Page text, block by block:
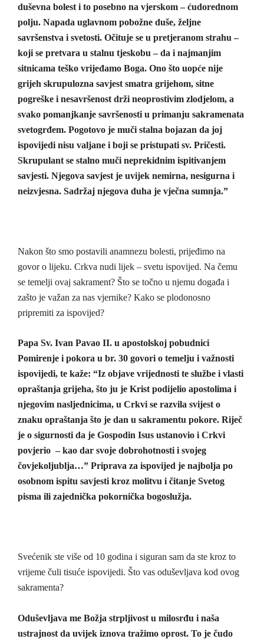
duševna bolest i to posebno na vjerskom – ćudorednom
polju. Napada uglavnom pobožne duše, željne
savršenstva i svetosti. Očituje se u pretjeranom strahu –
koji se pretvara u stalnu tjeskobu – da i najmanjim
sitnicama teško vrijeđamo Boga. Ono što uopće nije
grijeh skrupulozna savjest smatra grijehom, sitne
pogreške i nesavršenost drži neoprostivim zlodjelom, a
svako pomanjkanje savršenosti u primanju sakramenata
svetogrđem. Pogotovo je muči stalna bojazan da joj
ispovijedi nisu valjane i boji se pristupati sv. Pričesti.
Skrupulant se stalno muči neprekidnim ispitivanjem
savjesti. Njegova savjest je uvijek nemirna, nesigurna i
neizvjesna. Sadržaj njegova duha je vječna sumnja.”
Nakon što smo postavili anamnezu bolesti, prijeđimo na
govor o lijeku. Crkva nudi lijek – svetu ispovijed. Na čemu
se temelji ovaj sakrament? Što se točno u njemu događa i
zašto je važan za nas vjernike? Kako se plodonosno
pripremiti za ispovijed?
Papa Sv. Ivan Pavao II. u apostolskoj pobudnici
Pomirenje i pokora u br. 30 govori o temelju i važnosti
ispovijedi, te kaže: “Iz objave vrijednosti te službe i vlasti
opraštanja grijeha, što ju je Krist podijelio apostolima i
njegovim nasljednicima, u Crkvi se razvila svijest o
znaku opraštanja što je dan u sakramentu pokore. Riječ
je o sigurnosti da je Gospodin Isus ustanovio i Crkvi
povjerio – kao dar svoje dobrohotnosti i svojeg
čovjekoljublja…” Priprava za ispovijed je najbolja po
osobnom ispitu savjesti kroz molitvu i čitanje Svetog
pisma ili zajednička pokornička bogoslužja.
Svećenik ste više od 10 godina i siguran sam da ste kroz to
vrijeme čuli tisuće ispovijedi. Što vas oduševljava kod ovog
sakramenta?
Oduševljava me Božja strpljivost u milosrđu i naša
ustrajnost da uvijek iznova tražimo oprost. To je čudo